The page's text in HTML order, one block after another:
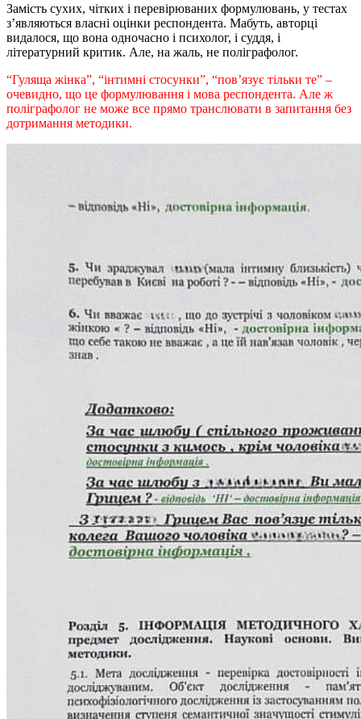
Замість сухих, чітких і перевірюваних формулювань, у тестах
з’являються власні оцінки респондента. Мабуть, авторці
видалося, що вона одночасно і психолог, і суддя, і
літературний критик. Але, на жаль, не поліграфолог.
“Гуляща жінка”, “інтимні стосунки”, “пов’язує тільки те” –
очевидно, що це формулювання і мова респондента. Але ж
поліграфолог не може все прямо транслювати в запитання без
дотримання методики.